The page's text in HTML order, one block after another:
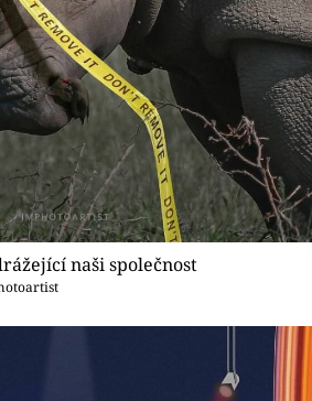
naši společnost